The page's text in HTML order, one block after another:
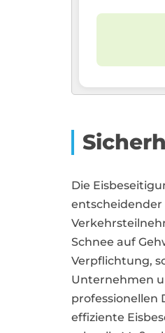
Die
Schnee auf
Verpflichtung,
Unternehmen
professionellen
effiziente